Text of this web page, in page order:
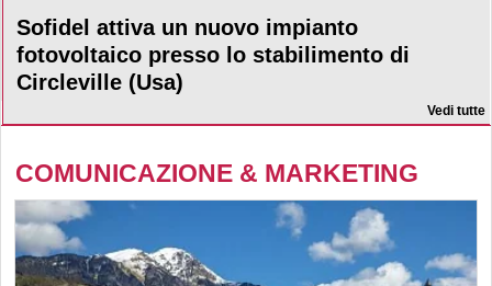
Sofidel attiva un nuovo impianto
fotovoltaico presso lo stabilimento di
Circleville (Usa)
Vedi tutte
COMUNICAZIONE & MARKETING